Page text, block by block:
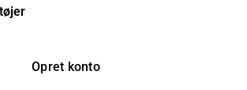
Opret konto